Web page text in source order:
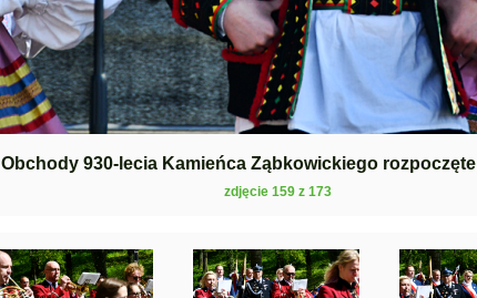
Obchody 930-lecia Kamieńca Ząbkowickiego rozpoczęte
zdjęcie 159 z 173